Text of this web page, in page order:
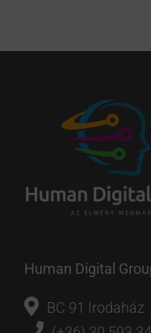
Human Digital
BC 91 Irodaház